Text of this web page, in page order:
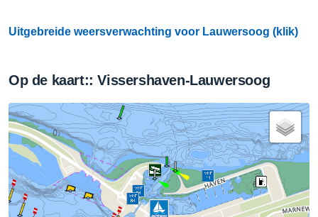
Uitgebreide weersverwachting voor Lauwersoog (klik)
Op de kaart:: Vissershaven-Lauwersoog